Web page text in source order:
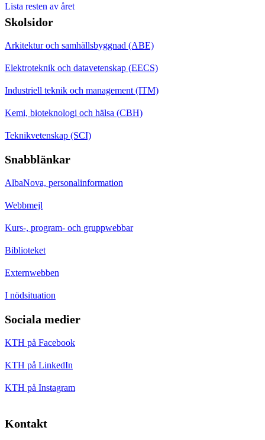
Lista resten av året
Skolsidor
Arkitektur och samhällsbyggnad (ABE)
Elektroteknik och datavetenskap (EECS)
Industriell teknik och management (ITM)
Kemi, bioteknologi och hälsa (CBH)
Teknikvetenskap (SCI)
Snabblänkar
AlbaNova, personalinformation
Webbmejl
Kurs-, program- och gruppwebbar
Biblioteket
Externwebben
I nödsituation
Sociala medier
KTH på Facebook
KTH på LinkedIn
KTH på Instagram
Kontakt